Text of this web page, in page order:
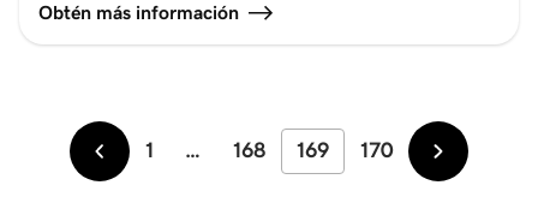
Obtén más información
Más
1 … 168 169 170
Más